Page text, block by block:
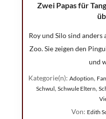
Zwei Papas für
Roy und Silo sind anders
Zoo. Sie zeigen den
und
Kategorie(n):Adoption,
Schwul, Schwule Eltern,
Von: Edith